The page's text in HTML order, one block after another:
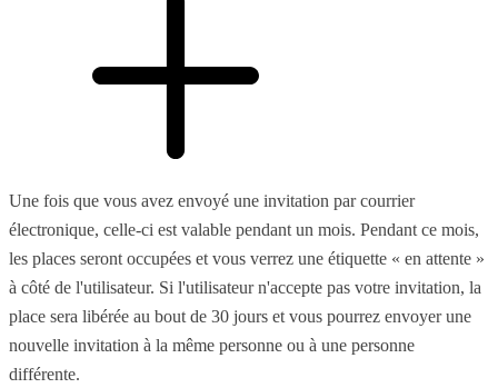
Une fois que vous avez envoyé une invitation par courrier
électronique, celle-ci est valable pendant un mois. Pendant ce mois,
les places seront occupées et vous verrez une étiquette « en attente »
à côté de l'utilisateur. Si l'utilisateur n'accepte pas votre invitation, la
place sera libérée au bout de 30 jours et vous pourrez envoyer une
nouvelle invitation à la même personne ou à une personne
différente.